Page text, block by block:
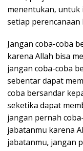
menentukan, untuk
setiap perencanaan
Jangan coba-coba
karena Allah bisa
jangan coba-coba
sebentar dapat
coba bersandar
seketika dapat
jangan pernah
jabatanmu karena
jabatanmu, jangan